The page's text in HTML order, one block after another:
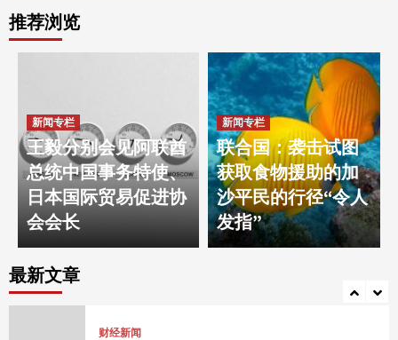
推荐浏览
新闻专栏
王毅分别会见阿联酋
总统中国事务特使、
日本国际贸易促进协
会会长
新闻专栏
联合国：袭击试图
获取食物援助的加
沙平民的行径“令人
发指”
最新文章
Health-Focused Dishes and Drinks Mondays
mondaysplantcafe.com
Health-Focused Dishes and Drinks Mondays
Plant Cafe
5
mondaysplantcafe.com
Health-Focused Dishes and Drinks Mondays
财经新闻